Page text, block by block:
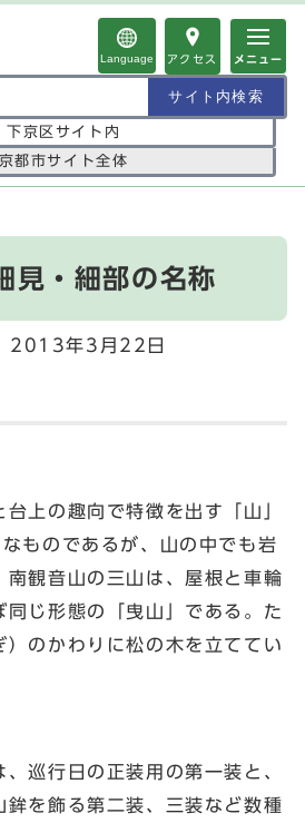
Language アクセス メニュー
下京区サイト内
京都市サイト全体
見・細部の名称
2013年3月22日
上の趣向で特徴を出す「山」
ものであるが、山の中でも岩
南観音山の三山は、屋根と車輪
同じ形態の「曳山」である。た
）のかわりに松の木を立ててい
巡行日の正装用の第一装と、
鉾を飾る第二装、三装など数種